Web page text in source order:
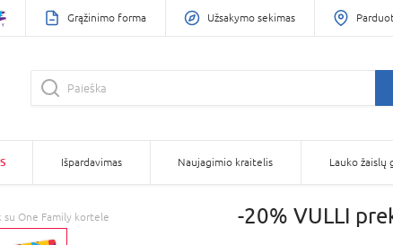
Grąžinimo forma Užsakymo sekimas
Išpardavimas Naujagimio kraitelis Lauko žaislų
su One Family kortele -20% VULLI